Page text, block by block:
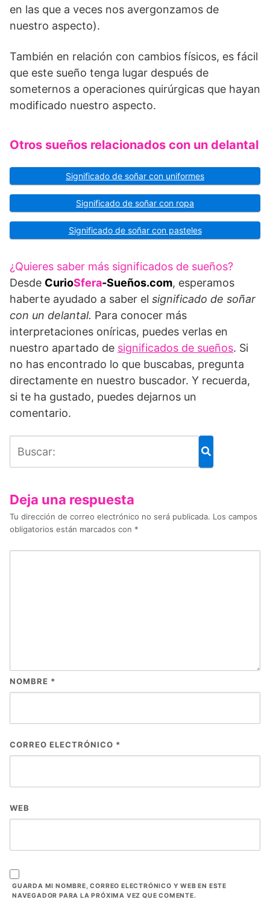
en las que a veces nos avergonzamos de
nuestro aspecto).
También en relación con cambios físicos, es fácil
que este sueño tenga lugar después de
someternos a operaciones quirúrgicas que hayan
modificado nuestro aspecto.
Otros sueños relacionados con un delantal
Significado de soñar con uniformes
Significado de soñar con ropa
Significado de soñar con pasteles
¿Quieres saber más significados de sueños?
Desde CurioSfera-Sueños.com, esperamos
haberte ayudado a saber el significado de soñar
con un delantal. Para conocer más
interpretaciones oníricas, puedes verlas en
nuestro apartado de significados de sueños. Si
no has encontrado lo que buscabas, pregunta
directamente en nuestro buscador. Y recuerda,
si te ha gustado, puedes dejarnos un
comentario.
Deja una respuesta
Tu dirección de correo electrónico no será publicada. Los campos
obligatorios están marcados con *
NOMBRE *
CORREO ELECTRÓNICO *
WEB
GUARDA MI NOMBRE, CORREO ELECTRÓNICO Y WEB EN ESTE
NAVEGADOR PARA LA PRÓXIMA VEZ QUE COMENTE.